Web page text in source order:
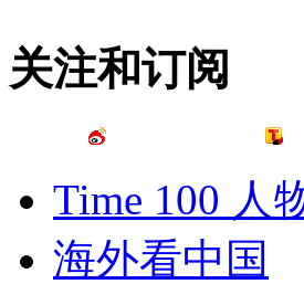
关注和订阅
Time 100 人
海外看中国